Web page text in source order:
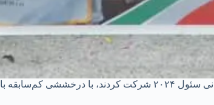
تیم ملی تانگ سودو ایران که با نام و حمایت شرکت آلومینیوم المهدی در مسابقات جهانی این رشته رزمی پیشرفته در مسابقات جهانی سئول ۲۰۲۴ شرکت کردند، با درخششی کم‌سابقه با